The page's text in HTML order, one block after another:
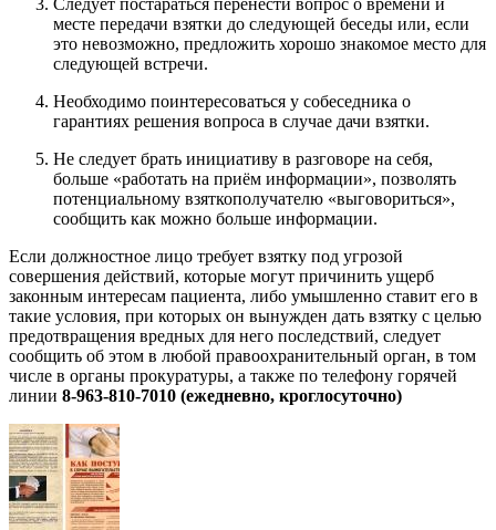
Следует постараться перенести вопрос о времени и
месте передачи взятки до следующей беседы или, если
это невозможно, предложить хорошо знакомое место для
следующей встречи.
Необходимо поинтересоваться у собеседника о
гарантиях решения вопроса в случае дачи взятки.
Не следует брать инициативу в разговоре на себя,
больше «работать на приём информации», позволять
потенциальному взяткополучателю «выговориться»,
сообщить как можно больше информации.
Если должностное лицо требует взятку под угрозой
совершения действий, которые могут причинить ущерб
законным интересам пациента, либо умышленно ставит его в
такие условия, при которых он вынужден дать взятку с целью
предотвращения вредных для него последствий, следует
сообщить об этом в любой правоохранительный орган, в том
числе в органы прокуратуры, а также по телефону горячей
линии 8-963-810-7010 (ежедневно, кроглосуточно)